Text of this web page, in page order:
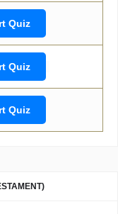
Quiz
Quiz
Quiz